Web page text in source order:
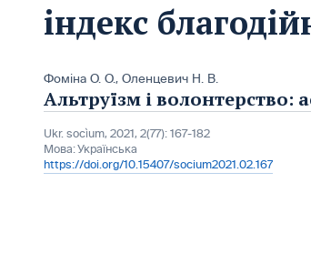
індекс
Фоміна О. О., Оленцевич Н. В.
Альтруїзм і волонтерство:
Ukr. socìum, 2021, 2(77): 167-182
Мова:Українська
https://doi.org/10.15407/socium2021.02.167